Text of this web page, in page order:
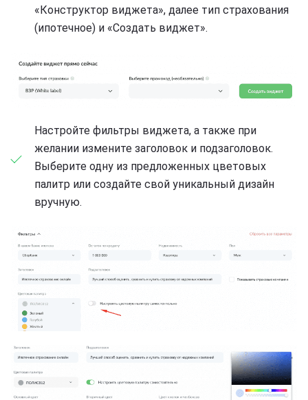
«Конструктор виджета», далее тип страхования
(ипотечное) и «Создать виджет».
Настройте фильтры виджета, а также при
желании измените заголовок и подзаголовок.
Выберите одну из предложенных цветовых
палитр или создайте свой уникальный дизайн
вручную.